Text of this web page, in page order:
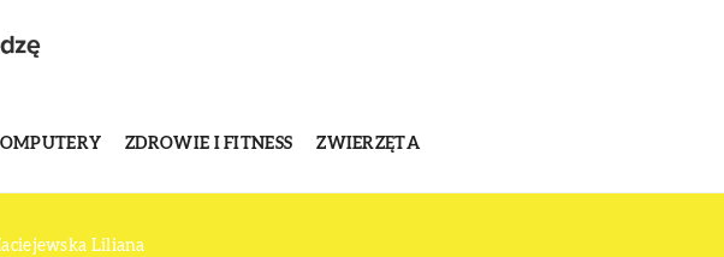
ZDROWIE I FITNESS ZWIERZĘTA
Liliana